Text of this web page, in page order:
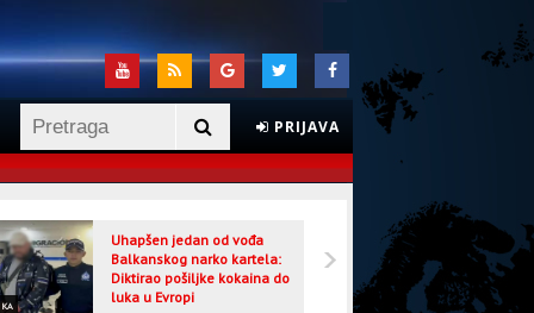
PRIJAVA
Uhapšen jedan od vođa
Balkanskog narko kartela:
Diktirao pošiljke kokaina do
luka u Evropi
CRNA HRONIKA